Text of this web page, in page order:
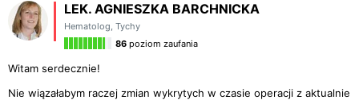
LEK. AGNIESZKA BARCHNICKA
Hematolog, Tychy
86 poziom zaufania
Witam serdecznie!
Nie wiązałabym raczej zmian wykrytych w czasie operacji z aktualnie